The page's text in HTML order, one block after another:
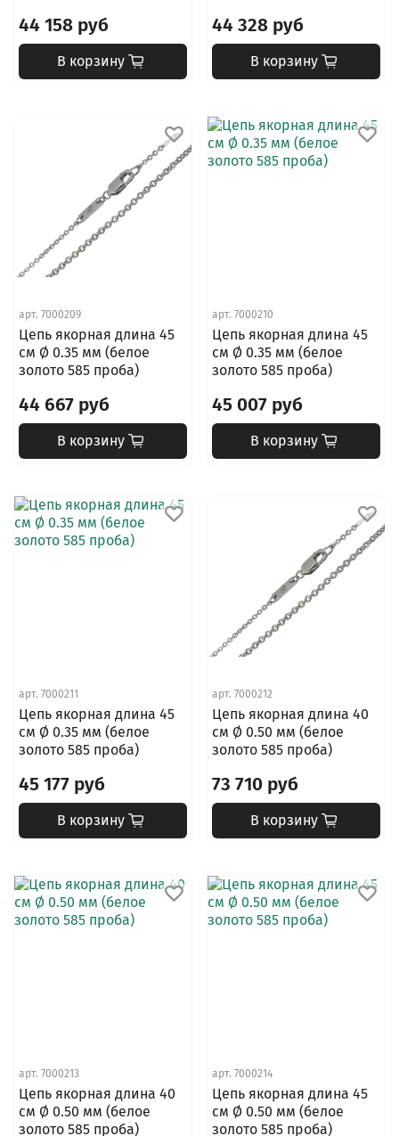
44 158 руб
В корзину
44 328 руб
В корзину
арт. 7000209
Цепь якорная длина 45
см Ø 0.35 мм (белое
золото 585 проба)
44 667 руб
В корзину
арт. 7000210
Цепь якорная длина 45
см Ø 0.35 мм (белое
золото 585 проба)
45 007 руб
В корзину
арт. 7000211
Цепь якорная длина 45
см Ø 0.35 мм (белое
золото 585 проба)
45 177 руб
В корзину
арт. 7000212
Цепь якорная длина 40
см Ø 0.50 мм (белое
золото 585 проба)
73 710 руб
В корзину
арт. 7000213
Цепь якорная длина 40
см Ø 0.50 мм (белое
золото 585 проба)
арт. 7000214
Цепь якорная длина 45
см Ø 0.50 мм (белое
золото 585 проба)